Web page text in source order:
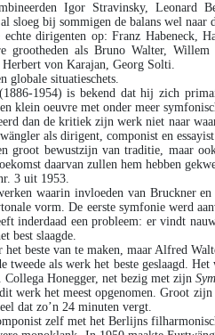
Igor Stravinsky, Leonard
sloeg bij sommigen de balans wel naar
echte dirigenten op: Franz
grootheden als Bruno Walter,
von Karajan, Georg Solti.
globale situatieschets.
1954) is bekend dat hij zich
klein oeuvre met onder meer
dan de kritiek zijn werk niet naar
als dirigent, componist en
groot bewustzijn van traditie, maar
daarvan zullen hem hebben
3 uit 1953.
waarin invloeden van Bruckner
vorm. De eerste symfonie werd
inderdaad een probleem: er vindt
best slaagde.
het beste van te maken, maar Alfred
tweede als werk het beste geslaagd.
Collega Honegger, net bezig met zijn
werk het meest opgenomen. Groot
dat zo’n 24 minuten vergt.
zelf met het Berlijns